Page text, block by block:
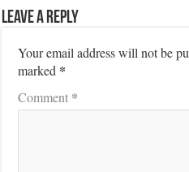
Leave a Reply
Your email address will not be
marked *
Comment *